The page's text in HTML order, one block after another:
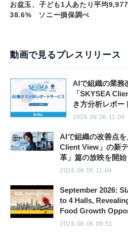
お盆玉、子ども1人あたり平均
38.6% ソニー損保調べ
動画で見るプレスリリース
AIで組織の業務
「SKYSEA
き方分析レポー
2026.08.06 11:04
AIで組織の改善点
Client View」の新
革」篇の放映を開始
2026.08.06 11:04
September 2026:
to 4 Halls,
Food Growth
2026.08.06 09:51